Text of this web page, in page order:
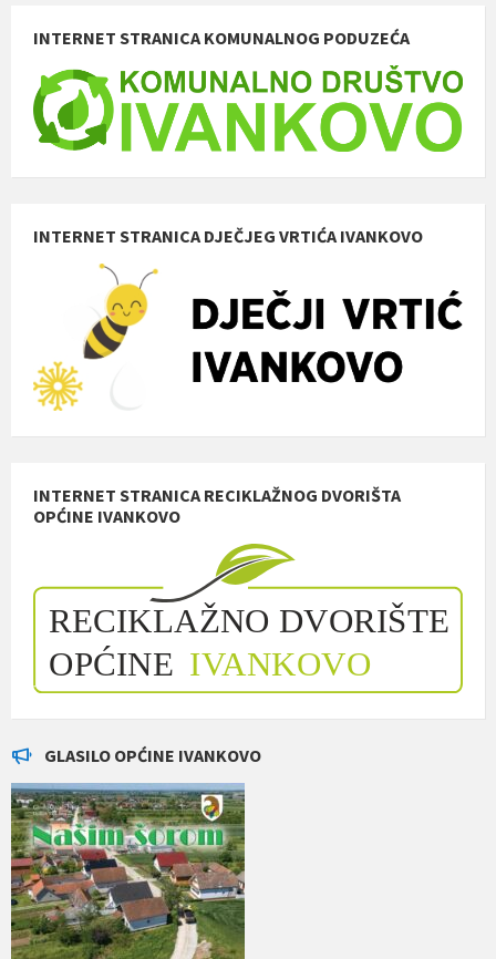
INTERNET STRANICA KOMUNALNOG PODUZEĆA
INTERNET STRANICA DJEČJEG VRTIĆA IVANKOVO
INTERNET STRANICA RECIKLAŽNOG DVORIŠTA
OPĆINE IVANKOVO
GLASILO OPĆINE IVANKOVO